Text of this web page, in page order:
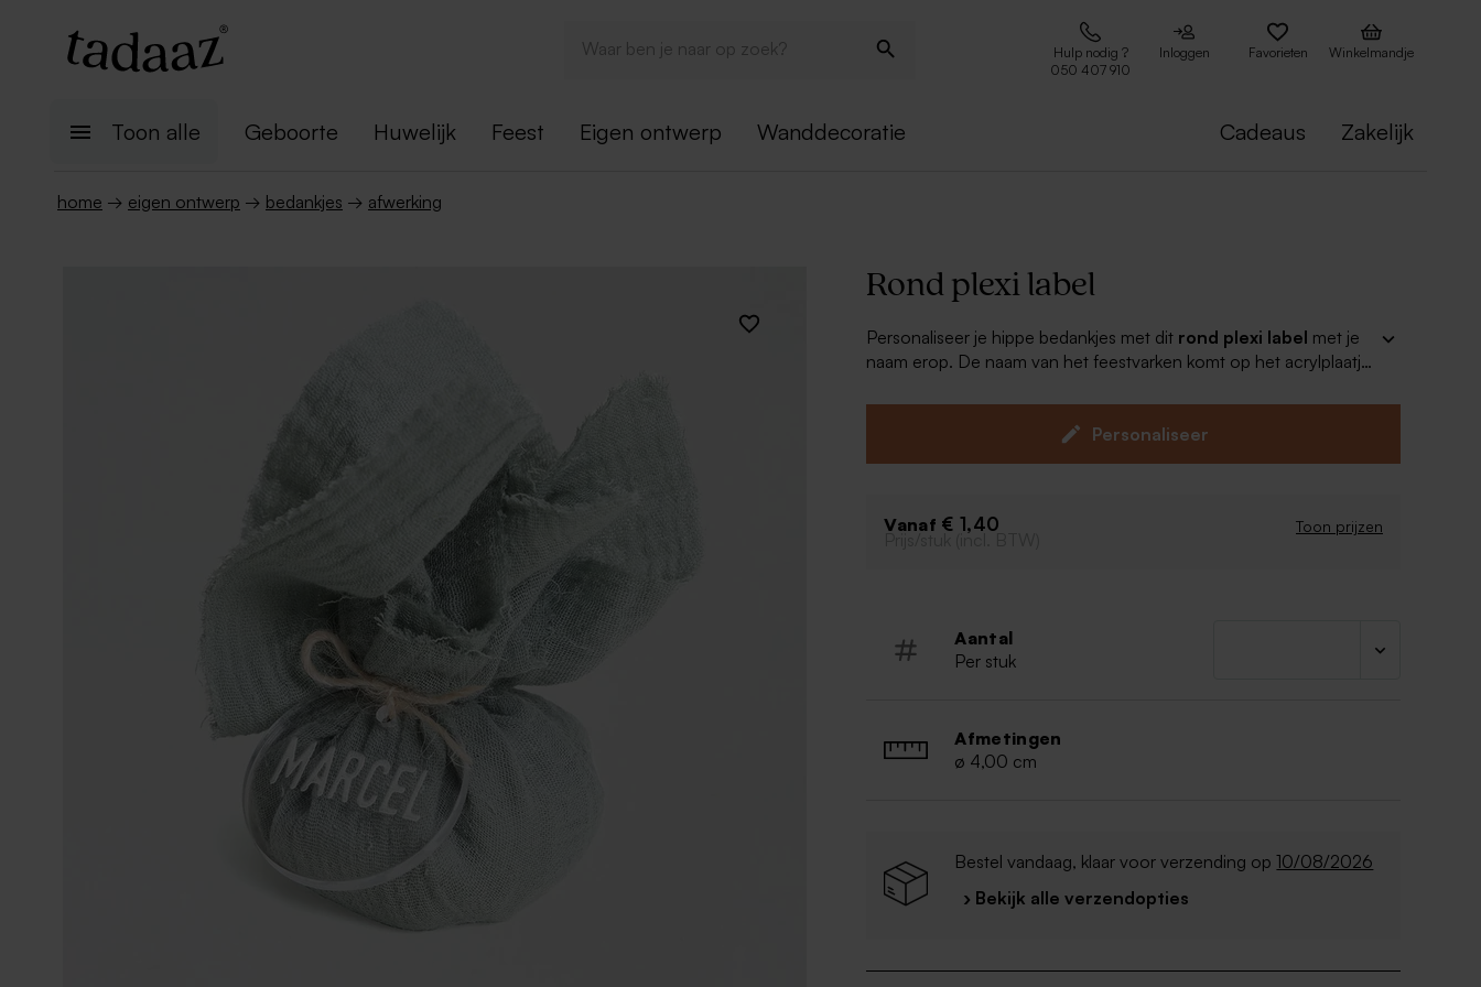
Hulp nodig ?
050 407 910
Inloggen Favorieten Winkelmandje
Toon alle Geboorte Huwelijk Feest Eigen ontwerp Wanddecoratie Cadeaus Zakelijk
home → eigen ontwerp → bedankjes → afwerking
Rond plexi label
Personaliseer je hippe bedankjes met dit rond plexi label met je
naam erop. De naam van het feestvarken komt op het acrylplaatje
worden met het bijgeleverde touwtje.
Personaliseer
Vanaf € 1,40 Toon prijzen
Prijs/stuk (incl. BTW)
Aantal
Per stuk
Afmetingen
ø 4,00 cm
Bestel vandaag, klaar voor verzending op10/08/2026
› Bekijk alle verzendopties